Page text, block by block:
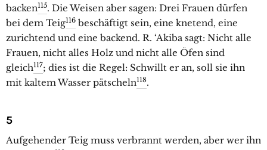
backen115. Die Weisen aber sagen: Drei Frauen dürfen
bei dem Teig116 beschäftigt sein, eine knetend, eine
zurichtend und eine backend. R. ‘Akiba sagt: Nicht alle
Frauen, nicht alles Holz und nicht alle Öfen sind
gleich117; dies ist die Regel: Schwillt er an, soll sie ihn
mit kaltem Wasser pätscheln118.
5
Aufgehender Teig muss verbrannt werden, aber wer ihn